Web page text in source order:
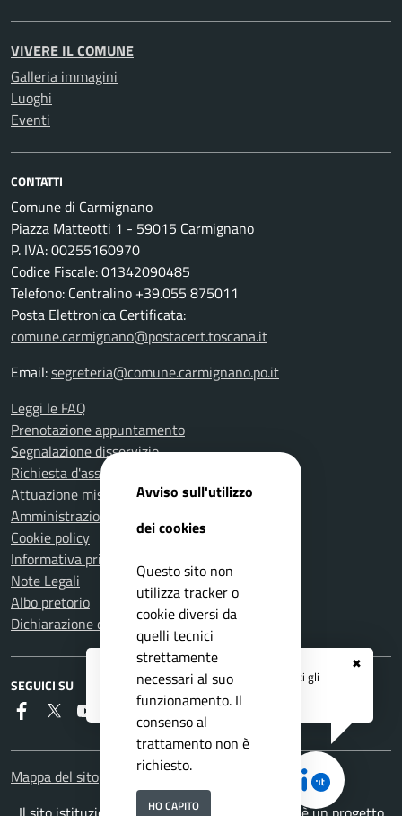
✖
Registrati ai serviziAPP IO
e ricevi tutti gli
aggiornamenti dall'Ente
VIVERE IL COMUNE
Galleria immagini
Luoghi
Eventi
CONTATTI
Comune di Carmignano
Piazza Matteotti 1 - 59015 Carmignano
P. IVA: 00255160970
Codice Fiscale: 01342090485
Telefono: Centralino +39.055 875011
Posta Elettronica Certificata:
comune.carmignano@postacert.toscana.it
Email:segreteria@comune.carmignano.po.it
Leggi le FAQ
Prenotazione appuntamento
Segnalazione disservizio
Richiesta d'assistenza
Attuazione misure PNRR
Amministrazione trasparente
Cookie policy
Informativa privacy
Note Legali
Albo pretorio
Dichiarazione di accessibilità
SEGUICI SU
FaceboookTwitter YoutubeRSS
Mappa del sito
Avviso sull'utilizzo
dei cookies
Questo sito non
utilizza tracker o
cookie diversi da
quelli tecnici
strettamente
necessari al suo
funzionamento. Il
consenso al
trattamento non è
richiesto.
HO CAPITO